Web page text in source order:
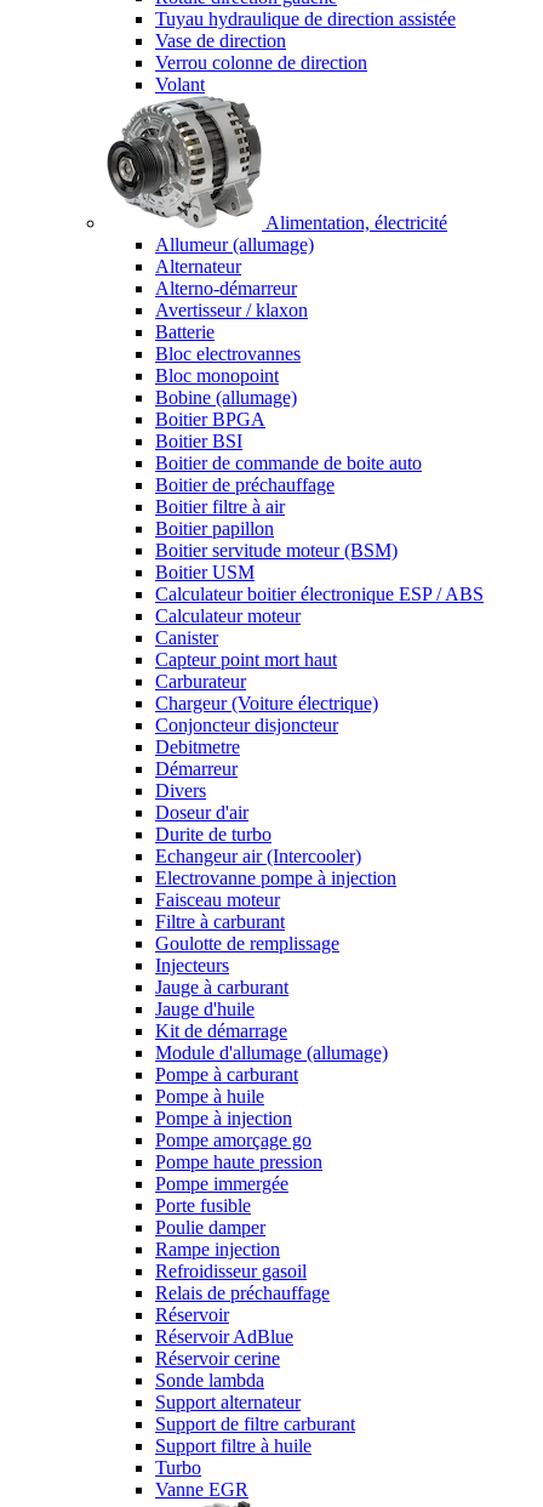
Tuyau hydraulique de direction assistée
Vase de direction
Verrou colonne de direction
Volant
Alimentation, électricité
Allumeur (allumage)
Alternateur
Alterno-démarreur
Avertisseur / klaxon
Batterie
Bloc electrovannes
Bloc monopoint
Bobine (allumage)
Boitier BPGA
Boitier BSI
Boitier de commande de boite auto
Boitier de préchauffage
Boitier filtre à air
Boitier papillon
Boitier servitude moteur (BSM)
Boitier USM
Calculateur boitier électronique ESP / ABS
Calculateur moteur
Canister
Capteur point mort haut
Carburateur
Chargeur (Voiture électrique)
Conjoncteur disjoncteur
Debitmetre
Démarreur
Divers
Doseur d'air
Durite de turbo
Echangeur air (Intercooler)
Electrovanne pompe à injection
Faisceau moteur
Filtre à carburant
Goulotte de remplissage
Injecteurs
Jauge à carburant
Jauge d'huile
Kit de démarrage
Module d'allumage (allumage)
Pompe à carburant
Pompe à huile
Pompe à injection
Pompe amorçage go
Pompe haute pression
Pompe immergée
Porte fusible
Poulie damper
Rampe injection
Refroidisseur gasoil
Relais de préchauffage
Réservoir
Réservoir AdBlue
Réservoir cerine
Sonde lambda
Support alternateur
Support de filtre carburant
Support filtre à huile
Turbo
Vanne EGR